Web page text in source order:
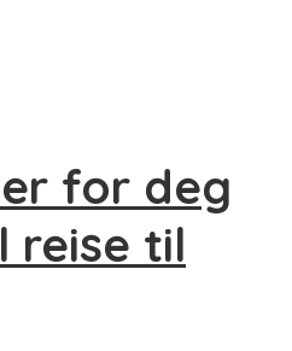
for deg
reise til